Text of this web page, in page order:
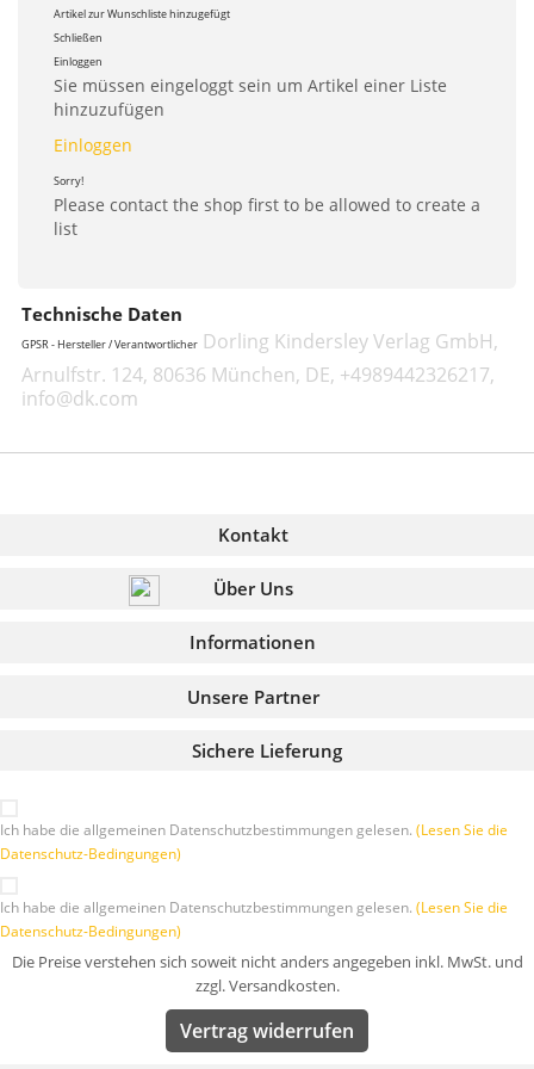
Artikel zur Wunschliste hinzugefügt
Schließen
Einloggen
Sie müssen eingeloggt sein um Artikel einer Liste
hinzuzufügen
Einloggen
Sorry!
Please contact the shop first to be allowed to create a
list
Technische Daten
GPSR - Hersteller / Verantwortlicher Dorling Kindersley Verlag GmbH,
Arnulfstr. 124, 80636 München, DE, +4989442326217,
info@dk.com
Kontakt
Über Uns
Informationen
Sichere Lieferung
Unsere Partner
Ich habe die allgemeinen Datenschutzbestimmungen gelesen. (Lesen Sie die
Datenschutz-Bedingungen)
Ich habe die allgemeinen Datenschutzbestimmungen gelesen. (Lesen Sie die
Datenschutz-Bedingungen)
Die Preise verstehen sich soweit nicht anders angegeben inkl. MwSt. und
zzgl. Versandkosten.
Vertrag widerrufen